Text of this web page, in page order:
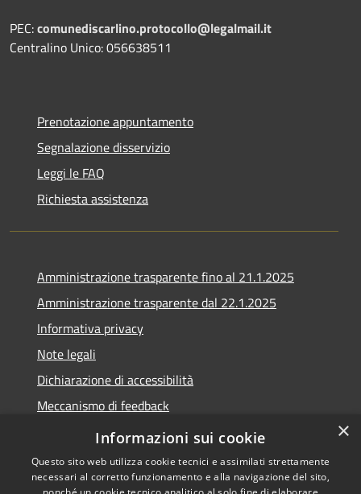
PEC:comunediscarlino.protocollo@legalmail.it
Centralino Unico: 056638511
Prenotazione appuntamento
Segnalazione disservizio
Leggi le FAQ
Richiesta assistenza
Amministrazione trasparente fino al 21.1.2025
Amministrazione trasparente dal 22.1.2025
Informativa privacy
Note legali
Dichiarazione di accessibilità
Meccanismo di feedback
Whistleblowing
×
Informazioni sui cookie
Questo sito web utilizza cookie tecnici e assimilati strettamente
necessari al corretto funzionamento e alla navigazione del sito,